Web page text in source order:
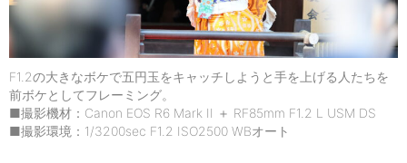
F1.2の大きなボケで五円玉をキャッチしようと手を上げる人たちを
前ボケとしてフレーミング。
■撮影機材：Canon EOS R6 Mark II ＋ RF85mm F1.2 L USM DS
■撮影環境：1/3200sec F1.2 ISO2500 WBオート